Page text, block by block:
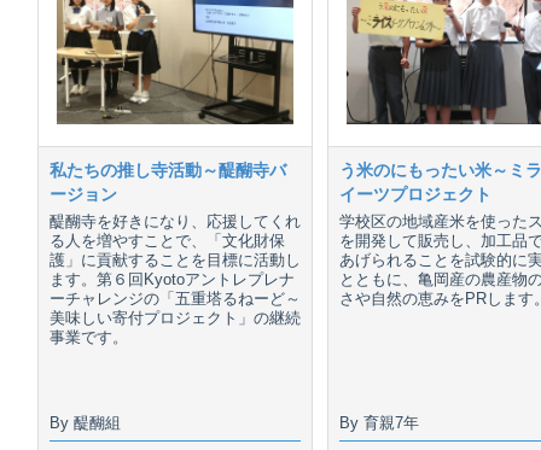
私たちの推し寺活動～醍醐寺バ
ージョン
醍醐寺を好きになり、応援してくれ
る人を増やすことで、「文化財保
護」に貢献することを目標に活動し
ます。第６回Kyotoアントレプレナ
ーチャレンジの「五重塔るねーど～
美味しい寄付プロジェクト」の継続
事業です。
By 醍醐組
う米のにもったい米～ミ
イーツプロジェクト
学校区の地域産米を使った
を開発して販売し、加工品
あげられることを試験的に
とともに、亀岡産の農産物
さや自然の恵みをPRします
By 育親7年